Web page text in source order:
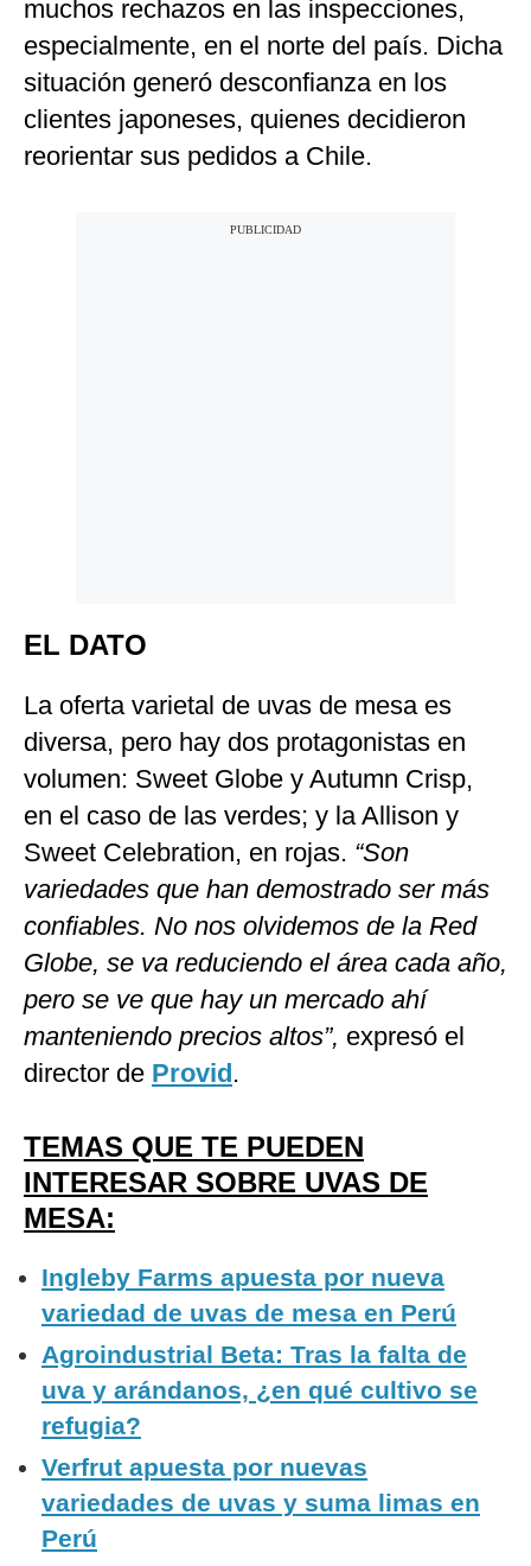
muchos rechazos en las inspecciones,
especialmente, en el norte del país. Dicha
situación generó desconfianza en los
clientes japoneses, quienes decidieron
reorientar sus pedidos a Chile.
EL DATO
La oferta varietal de uvas de mesa es
diversa, pero hay dos protagonistas en
volumen: Sweet Globe y Autumn Crisp,
en el caso de las verdes; y la Allison y
Sweet Celebration, en rojas. “Son
variedades que han demostrado ser más
confiables. No nos olvidemos de la Red
Globe, se va reduciendo el área cada año,
pero se ve que hay un mercado ahí
manteniendo precios altos”, expresó el
director de Provid.
TEMAS QUE TE PUEDEN
INTERESAR SOBRE UVAS DE
MESA:
Ingleby Farms apuesta por nueva
variedad de uvas de mesa en Perú
Agroindustrial Beta: Tras la falta de
uva y arándanos, ¿en qué cultivo se
refugia?
Verfrut apuesta por nuevas
variedades de uvas y suma limas en
Perú